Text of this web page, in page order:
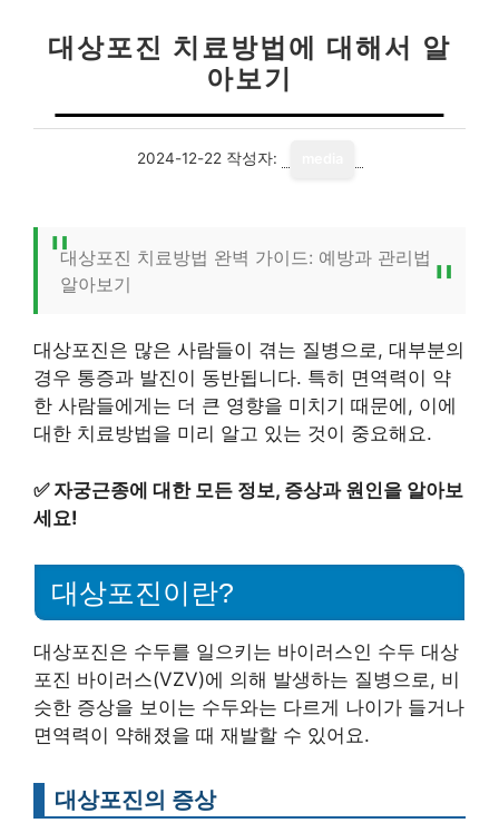
대상포진 치료방법에 대해서 알
아보기
2024-12-22 작성자:
대상포진 치료방법 완벽 가이드: 예방과 관리법
알아보기
대상포진은 많은 사람들이 겪는 질병으로, 대부분의
경우 통증과 발진이 동반됩니다. 특히 면역력이 약
한 사람들에게는 더 큰 영향을 미치기 때문에, 이에
대한 치료방법을 미리 알고 있는 것이 중요해요.
✅ 자궁근종에 대한 모든 정보, 증상과 원인을 알아보
세요!
대상포진이란?
대상포진은 수두를 일으키는 바이러스인 수두 대상
포진 바이러스(VZV)에 의해 발생하는 질병으로, 비
슷한 증상을 보이는 수두와는 다르게 나이가 들거나
면역력이 약해졌을 때 재발할 수 있어요.
대상포진의 증상